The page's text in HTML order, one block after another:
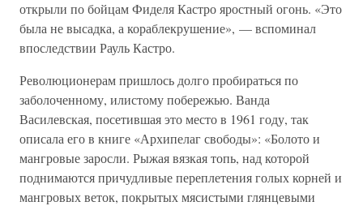
открыли по бойцам Фиделя Кастро яростный огонь. «Это
была не высадка, а кораблекрушение», — вспоминал
впоследствии Рауль Кастро.
Революционерам пришлось долго пробираться по
заболоченному, илистому побережью. Ванда
Василевская, посетившая это место в 1961 году, так
описала его в книге «Архипелаг свободы»: «Болото и
мангровые заросли. Рыжая вязкая топь, над которой
поднимаются причудливые переплетения голых корней и
мангровых веток, покрытых мясистыми глянцевыми